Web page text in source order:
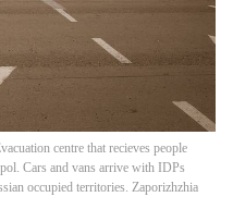
centre that recieves people
Cars and vans arrive with IDPs
occupied territories. Zaporizhzhia